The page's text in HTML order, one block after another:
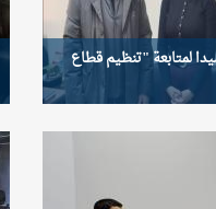
لمتابعة "تنظيم قطاع